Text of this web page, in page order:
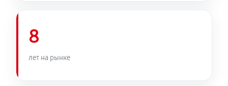
8
лет на рынке